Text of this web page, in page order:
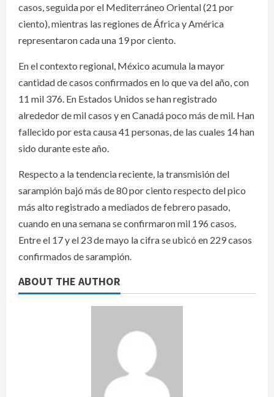
casos, seguida por el Mediterráneo Oriental (21 por
ciento), mientras las regiones de África y América
representaron cada una 19 por ciento.
En el contexto regional, México acumula la mayor
cantidad de casos confirmados en lo que va del año, con
11 mil 376. En Estados Unidos se han registrado
alrededor de mil casos y en Canadá poco más de mil. Han
fallecido por esta causa 41 personas, de las cuales 14 han
sido durante este año.
Respecto a la tendencia reciente, la transmisión del
sarampión bajó más de 80 por ciento respecto del pico
más alto registrado a mediados de febrero pasado,
cuando en una semana se confirmaron mil 196 casos.
Entre el 17 y el 23 de mayo la cifra se ubicó en 229 casos
confirmados de sarampión.
ABOUT THE AUTHOR